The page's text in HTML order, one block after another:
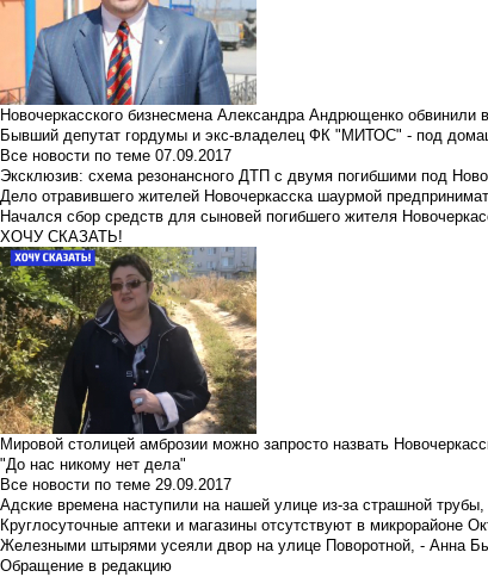
Новочеркасского бизнесмена Александра Андрющенко обвинили
Бывший депутат гордумы и экс-владелец ФК "МИТОС" - под
Все новости по теме 07.09.2017
Эксклюзив: схема резонансного ДТП с двумя погибшими под
Дело отравившего жителей Новочеркасска шаурмой
Начался сбор средств для сыновей погибшего жителя
ХОЧУ СКАЗАТЬ!
Мировой столицей амброзии можно запросто назвать
"До нас никому нет дела"
Все новости по теме 29.09.2017
Адские времена наступили на нашей улице из-за страшной
Круглосуточные аптеки и магазины отсутствуют в микрорайоне
Железными штырями усеяли двор на улице Поворотной, - Анна
Обращение в редакцию